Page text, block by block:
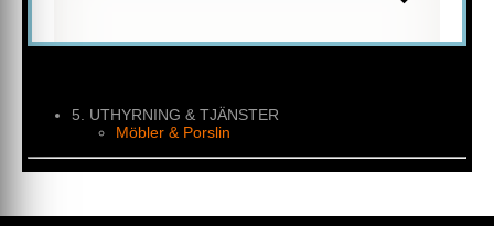
5. UTHYRNING & TJÄNSTER
Möbler & Porslin